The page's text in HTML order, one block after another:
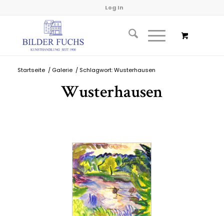
Log In
Startseite / Galerie / Schlagwort: Wusterhausen
Wusterhausen